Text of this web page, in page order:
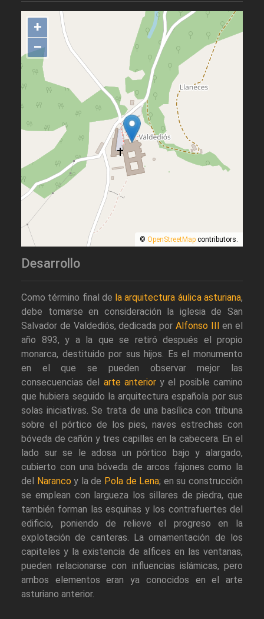
+
–
© OpenStreetMap contributors.
Desarrollo
Como término final de la arquitectura áulica asturiana,
debe tomarse en consideración la iglesia de San
Salvador de Valdediós, dedicada por Alfonso III en el
año 893, y a la que se retiró después el propio
monarca, destituido por sus hijos. Es el monumento
en el que se pueden observar mejor las
consecuencias del arte anteriory el posible camino
que hubiera seguido la arquitectura española por sus
solas iniciativas. Se trata de una basílica con tribuna
sobre el pórtico de los pies, naves estrechas con
bóveda de cañón y tres capillas en la cabecera. En el
lado sur se le adosa un pórtico bajo y alargado,
cubierto con una bóveda de arcos fajones como la
del Naranco y la de Pola de Lena; en su construcción
se emplean con largueza los sillares de piedra, que
también forman las esquinas y los contrafuertes del
edificio, poniendo de relieve el progreso en la
explotación de canteras. La ornamentación de los
capiteles y la existencia de alfices en las ventanas,
pueden relacionarse con influencias islámicas, pero
ambos elementos eran ya conocidos en el arte
asturiano anterior.